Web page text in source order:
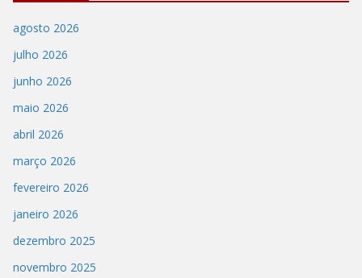
agosto 2026
julho 2026
junho 2026
maio 2026
abril 2026
março 2026
fevereiro 2026
janeiro 2026
dezembro 2025
novembro 2025